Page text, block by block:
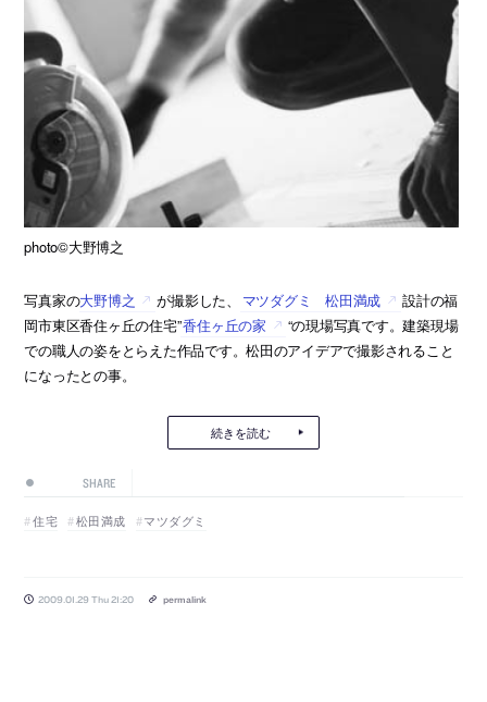
photo©大野博之
写真家の大野博之 が撮影した、 マツダグミ 松田満成
設計の福
岡市東区香住ヶ丘の住宅”香住ヶ丘の家
“の現場写真です。建築現場
での職人の姿をとらえた作品です。松田のアイデアで撮影されること
になったとの事。
続きを読む
SHARE
住宅 松田満成 マツダグミ
2009.01.29 Thu 21:20 permalink